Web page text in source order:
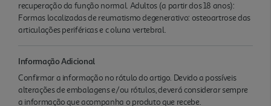
recuperação da função normal. Adultos (a partir dos 18 anos):
Formas localizadas de reumatismo degenerativo: osteoartrose das
articulações periféricas e c oluna vertebral.
Informação Adicional
Confirmar a informação no rótulo do artigo. Devido a possíveis
alterações de embalagens e/ou rótulos, deverá considerar sempre
a informação que acompanha o produto que recebe.